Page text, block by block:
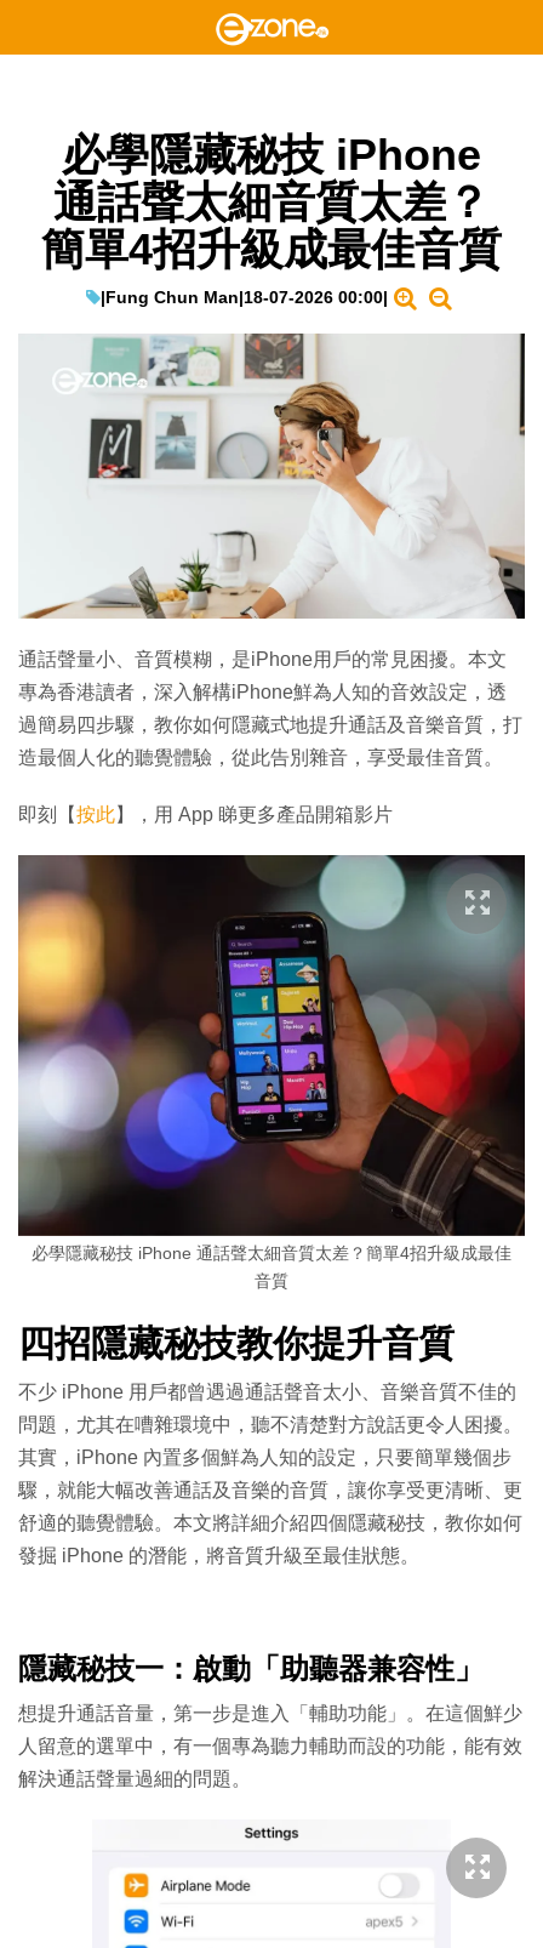
必學隱藏秘技 iPhone
通話聲太細音質太差？
簡單4招升級成最佳音質
|Fung Chun Man|18-07-2026 00:00|
通話聲量小、音質模糊，是iPhone用戶的常見困擾。本文
專為香港讀者，深入解構iPhone鮮為人知的音效設定，透
過簡易四步驟，教你如何隱藏式地提升通話及音樂音質，打
造最個人化的聽覺體驗，從此告別雜音，享受最佳音質。
即刻【按此】，用 App 睇更多產品開箱影片
必學隱藏秘技 iPhone 通話聲太細音質太差？簡單4招升級成最佳
音質
四招隱藏秘技教你提升音質
不少 iPhone 用戶都曾遇過通話聲音太小、音樂音質不佳的
問題，尤其在嘈雜環境中，聽不清楚對方說話更令人困擾。
其實，iPhone 內置多個鮮為人知的設定，只要簡單幾個步
驟，就能大幅改善通話及音樂的音質，讓你享受更清晰、更
舒適的聽覺體驗。本文將詳細介紹四個隱藏秘技，教你如何
發掘 iPhone 的潛能，將音質升級至最佳狀態。
隱藏秘技一：啟動「助聽器兼容性」
想提升通話音量，第一步是進入「輔助功能」。在這個鮮少
人留意的選單中，有一個專為聽力輔助而設的功能，能有效
解決通話聲量過細的問題。